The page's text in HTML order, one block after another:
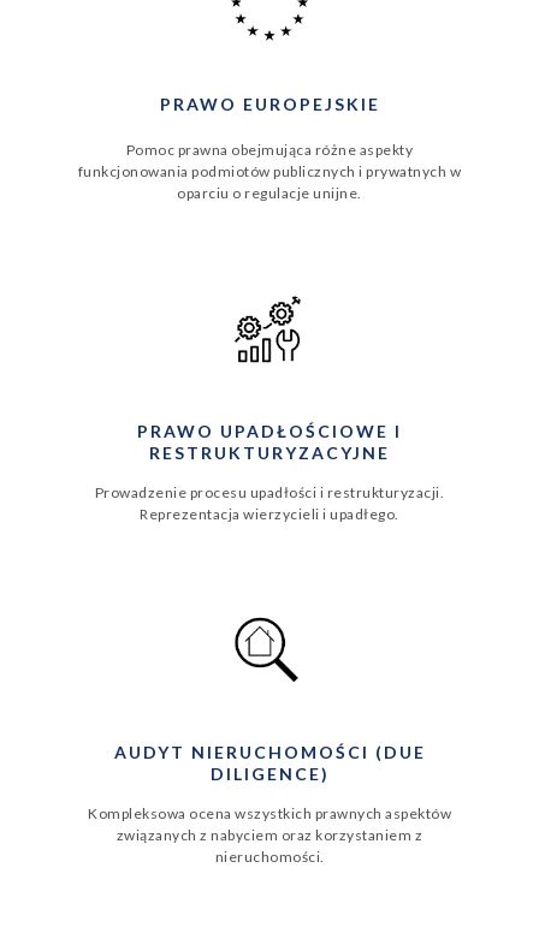
PRAWO EUROPEJSKIE
Pomoc prawna obejmująca różne aspekty
funkcjonowania podmiotów publicznych i prywatnych w
oparciu o regulacje unijne.
PRAWO UPADŁOŚCIOWE I
RESTRUKTURYZACYJNE
Prowadzenie procesu upadłości i restrukturyzacji.
Reprezentacja wierzycieli i upadłego.
AUDYT NIERUCHOMOŚCI (DUE
DILIGENCE)
Kompleksowa ocena wszystkich prawnych aspektów
związanych z nabyciem oraz korzystaniem z
nieruchomości.